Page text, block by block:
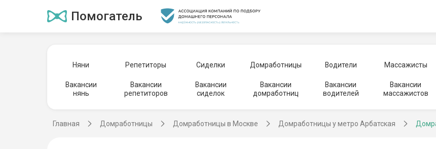
Помогатель
Няни Репетиторы Сиделки Домработницы Водители Массажисты
Вакансии
нянь
Вакансии
репетиторов
Вакансии
сиделок
Вакансии
домработниц
Вакансии
водителей
Вакансии
массажистов
Главная Домработницы Домработницы в Москве Домработницы у метро Арбатская